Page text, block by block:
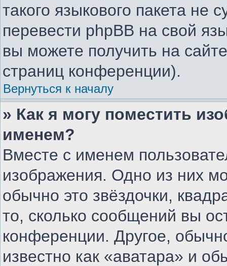
такого языкового пакета не
перевести phpBB на свой
вы можете получить на
страниц конференции).
Вернуться к началу
» Как я могу поместить
именем?
Вместе с именем
изображения. Одно из них
обычно это звёздочки,
то, сколько сообщений вы
конференции. Другое,
известно как «аватара» и